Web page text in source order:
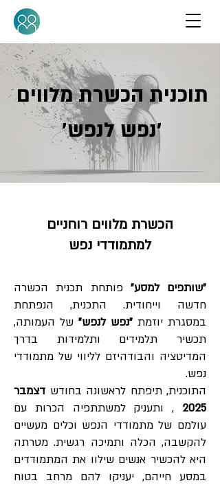
תוכנית הכשרת מלווים
'נפש לנפש'
הכשרת מלווים רוחניים
למתמודדי נפש
"שותפים למסע" פותחת תכנית הכשרה
חדשה וייחודית. התכנית, הנפתחת
במסגרת יוזמת "נפש לנפש" של העמותה,
תכשיר תלמידים ותלמידות בדרך
המדיטציה והבודהיזם לליווי של מתמודדי
נפש.
התוכנית, תיפתח לראשונה בחודש דצמבר
2025 , ותעניק למשתתפיה הכרות עם
עולמם של מתמודדי הנפש וכלים מעשיים
להקשבה, הכלה ותמיכה רגשית. מטרתה
היא להכשיר אנשים שילוו את המתמודדים
במסע חייהם, יעניקו להם מרחב בטוח